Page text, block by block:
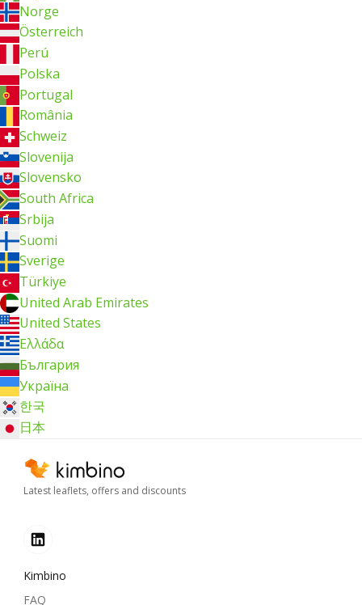
Norge
Österreich
Perú
Polska
Portugal
România
Schweiz
Slovenija
Slovensko
South Africa
Srbija
Suomi
Sverige
Türkiye
United Arab Emirates
United States
Ελλάδα
България
Україна
한국
日本
Latest leaflets, offers and discounts
Kimbino
FAQ